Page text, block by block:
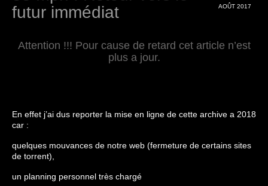
AOÛT 2017
futur immédiat
Attention !!! Pour cause de retard cet article n’est
plus a jour.
En effet j’ai dus reporter la mise en ligne de cette archive a 2018
car :
quelques mouvances de notre web (fermeture de certains sites
de torrent),
un planning personnel très chargé